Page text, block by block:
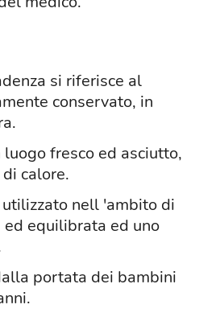
si riferisce al
conservato, in
luogo fresco ed asciutto,
calore.
nell 'ambito di
equilibrata ed uno
portata dei bambini